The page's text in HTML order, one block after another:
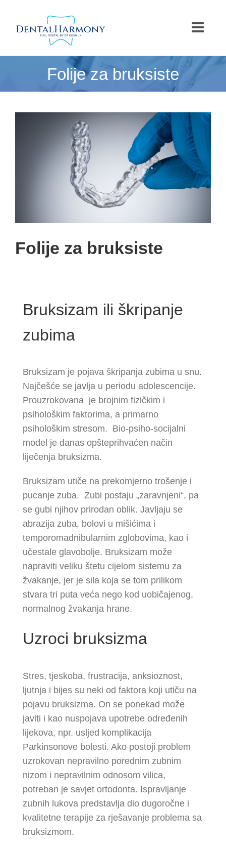
content
Folije za bruksiste
Folije za bruksiste
Bruksizam ili škripanje
zubima
Bruksizam je pojava škripanja zubima u snu.
Najčešće se javlja u periodu adolescencije.
Prouzrokovana je brojnim fizičkim i
psihološkim faktorima, a primarno
psihološkim stresom. Bio-psiho-socijalni
model je danas opšteprihvaćen način
liječenja bruksizma.
Bruksizam utiče na prekomjerno trošenje i
pucanje zuba. Zubi postaju „zaravnjeni“, pa
se gubi njihov prirodan oblik. Javljaju se
abrazija zuba, bolovi u mišićima i
temporomadnibularnim zglobovima, kao i
učestale glavobolje. Bruksizam može
napraviti veliku štetu cijelom sistemu za
žvakanje, jer je sila koja se tom prilikom
stvara tri puta veća nego kod uobičajenog,
normalnog žvakanja hrane.
Uzroci bruksizma
Stres, tjeskoba, frustracija, anksioznost,
ljutnja i bijes su neki od faktora koji utiču na
pojavu bruksizma. On se ponekad može
javiti i kao nuspojava upotrebe određenih
lijekova, npr. usljed komplikacija
Parkinsonove bolesti. Ako postoji problem
uzrokovan nepravilno porednim zubnim
nizom i nepravilnim odnosom vilica,
potreban je savjet ortodonta. Ispravljanje
zubnih lukova predstavlja dio dugoročne i
kvalitetne terapije za rješavanje problema sa
bruksizmom.